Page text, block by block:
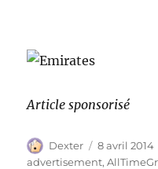
Article sponsorisé
Auteur
Dexter
Publié
le
8 avril 2014
advertisement,